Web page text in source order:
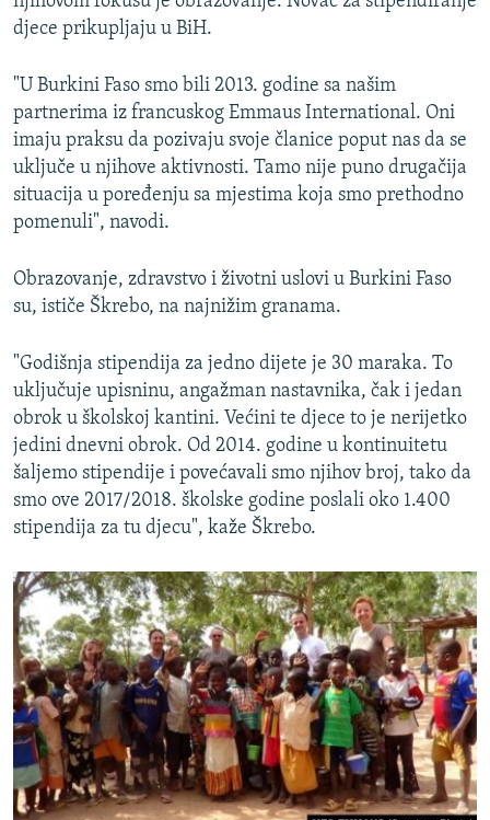
djece prikupljaju u BiH.
"U Burkini Faso smo bili 2013. godine sa našim
partnerima iz francuskog Emmaus International. Oni
imaju praksu da pozivaju svoje članice poput nas da se
uključe u njihove aktivnosti. Tamo nije puno drugačija
situacija u poređenju sa mjestima koja smo prethodno
pomenuli", navodi.
Obrazovanje, zdravstvo i životni uslovi u Burkini Faso
su, ističe Škrebo, na najnižim granama.
"Godišnja stipendija za jedno dijete je 30 maraka. To
uključuje upisninu, angažman nastavnika, čak i jedan
obrok u školskoj kantini. Većini te djece to je nerijetko
jedini dnevni obrok. Od 2014. godine u kontinuitetu
šaljemo stipendije i povećavali smo njihov broj, tako da
smo ove 2017/2018. školske godine poslali oko 1.400
stipendija za tu djecu", kaže Škrebo.